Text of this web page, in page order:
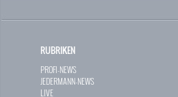
RUBRIKEN
PROFI-NEWS
JEDERMANN-NEWS
LIVE